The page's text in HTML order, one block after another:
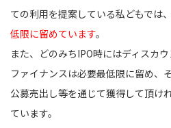
ての利用を提案している私どもでは
低限に留めています。
また、どのみちIPO時にはディスカ
ファイナンスは必要最低限に留め、
公募売出し等を通じて獲得して頂け
ています。